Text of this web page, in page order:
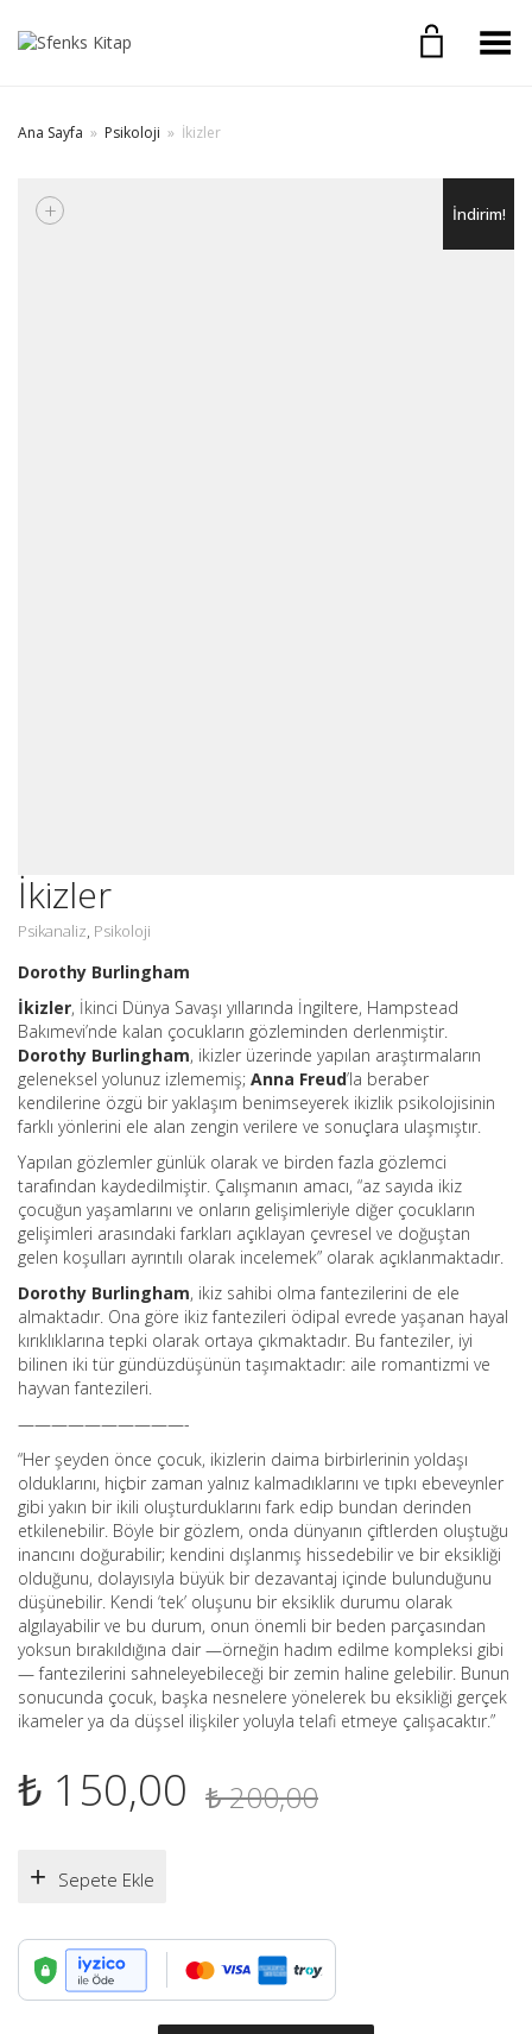
Toggle Menu
Ana Sayfa » Psikoloji » İkizler
İndirim!
+
İkizler
Psikanaliz, Psikoloji
Dorothy Burlingham
İkizler, İkinci Dünya Savaşı yıllarında İngiltere, Hampstead
Bakımevi’nde kalan çocukların gözleminden derlenmiştir.
Dorothy Burlingham, ikizler üzerinde yapılan araştırmaların
geleneksel yolunuz izlememiş; Anna Freud’la beraber
kendilerine özgü bir yaklaşım benimseyerek ikizlik psikolojisinin
farklı yönlerini ele alan zengin verilere ve sonuçlara ulaşmıştır.
Yapılan gözlemler günlük olarak ve birden fazla gözlemci
tarafından kaydedilmiştir. Çalışmanın amacı, “az sayıda ikiz
çocuğun yaşamlarını ve onların gelişimleriyle diğer çocukların
gelişimleri arasındaki farkları açıklayan çevresel ve doğuştan
gelen koşulları ayrıntılı olarak incelemek” olarak açıklanmaktadır.
Dorothy Burlingham, ikiz sahibi olma fantezilerini de ele
almaktadır. Ona göre ikiz fantezileri ödipal evrede yaşanan hayal
kırıklıklarına tepki olarak ortaya çıkmaktadır. Bu fanteziler, iyi
bilinen iki tür gündüzdüşünün taşımaktadır: aile romantizmi ve
hayvan fantezileri.
——————————-
“Her şeyden önce çocuk, ikizlerin daima birbirlerinin yoldaşı
olduklarını, hiçbir zaman yalnız kalmadıklarını ve tıpkı ebeveynler
gibi yakın bir ikili oluşturduklarını fark edip bundan derinden
etkilenebilir. Böyle bir gözlem, onda dünyanın çiftlerden oluştuğu
inancını doğurabilir; kendini dışlanmış hissedebilir ve bir eksikliği
olduğunu, dolayısıyla büyük bir dezavantaj içinde bulunduğunu
düşünebilir. Kendi ‘tek’ oluşunu bir eksiklik durumu olarak
algılayabilir ve bu durum, onun önemli bir beden parçasından
yoksun bırakıldığına dair —örneğin hadım edilme kompleksi gibi
— fantezilerini sahneleyebileceği bir zemin haline gelebilir. Bunun
sonucunda çocuk, başka nesnelere yönelerek bu eksikliği gerçek
ikameler ya da düşsel ilişkiler yoluyla telafi etmeye çalışacaktır.”
₺200,00Orijinal
₺ 150,00 Şu
Sepete Ekle